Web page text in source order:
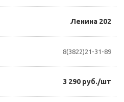
Ленина 202
8(3822)21-31-89
3 290 руб./шт